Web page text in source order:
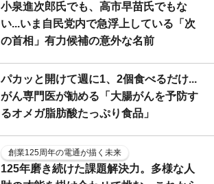
小泉進次郎氏でも、高市早苗氏でもな
い...いま自民党内で急浮上している「次
の首相」有力候補の意外な名前
パカッと開けて週に1、2個食べるだけ...
がん専門医が勧める「大腸がんを予防す
るオメガ脂肪酸たっぷり食品」
創業125周年の電通が描く未来
125年磨き続けた課題解決力。多様な人